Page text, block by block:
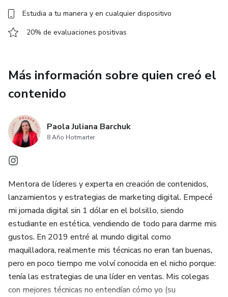
Estudia a tu manera y en cualquier dispositivo
20% de evaluaciones positivas
Más información sobre quien creó el
contenido
Paola Juliana Barchuk
8 Año Hotmarter
Mentora de líderes y experta en creación de contenidos,
lanzamientos y estrategias de marketing digital. Empecé
mi jornada digital sin 1 dólar en el bolsillo, siendo
estudiante en estética, vendiendo de todo para darme mis
gustos. En 2019 entré al mundo digital como
maquilladora, realmente mis técnicas no eran tan buenas,
pero en poco tiempo me volví conocida en el nicho porque:
tenía las estrategias de una líder en ventas. Mis colegas
con mejores técnicas no entendían cómo yo (su